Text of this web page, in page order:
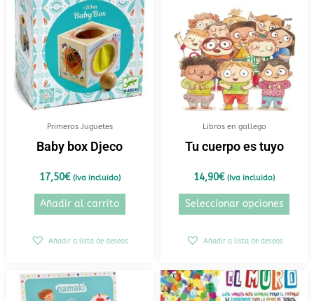
Primeros Juguetes
Baby box Djeco
17,50€ (Iva incluido)
Añadir al carrito
Añadir a lista de deseos
Libros en gallego
Tu cuerpo es tuyo
14,90€ (Iva incluido)
Seleccionar opciones
Las
se
Añadir a lista de deseos
Rango
producto